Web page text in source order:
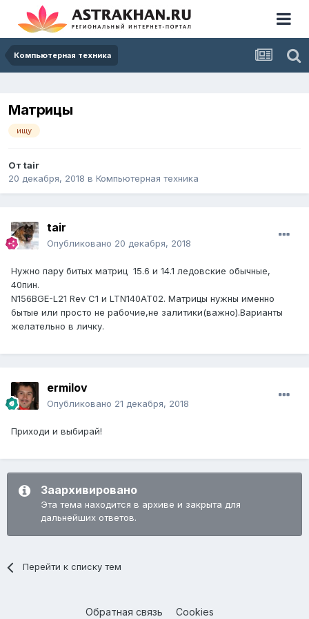
Компьютерная техника
Матрицы
ищу
От tair
20 декабря, 2018 в Компьютерная техника
tair
Опубликовано 20 декабря, 2018
Нужно пару битых матриц 15.6 и 14.1 ледовские обычные,
40пин.
N156BGE-L21 Rev C1 и LTN140AT02. Матрицы нужны именно
бытые или просто не рабочие,не залитики(важно).Варианты
желательно в личку.
ermilov
Опубликовано 21 декабря, 2018
Приходи и выбирай!
Заархивировано
Эта тема находится в архиве и закрыта для
дальнейших ответов.
Перейти к списку тем
Обратная связь Cookies